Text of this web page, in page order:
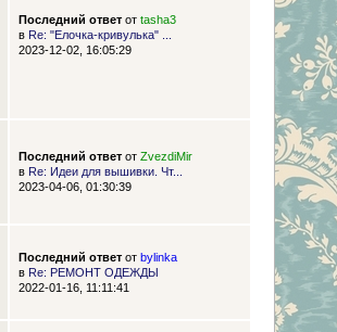
Последний ответот tasha3
в Re: "Елочка-кривулька" ...
2023-12-02, 16:05:29
Последний ответот ZvezdiMir
в Re: Идеи для вышивки. Чт...
2023-04-06, 01:30:39
Последний ответот bylinka
в Re: РЕМОНТ ОДЕЖДЫ
2022-01-16, 11:11:41